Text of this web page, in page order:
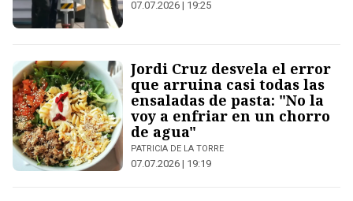
07.07.2026 | 19:25
Jordi Cruz desvela el error
que arruina casi todas las
ensaladas de pasta: "No la
voy a enfriar en un chorro
de agua"
PATRICIA DE LA TORRE
07.07.2026 | 19:19